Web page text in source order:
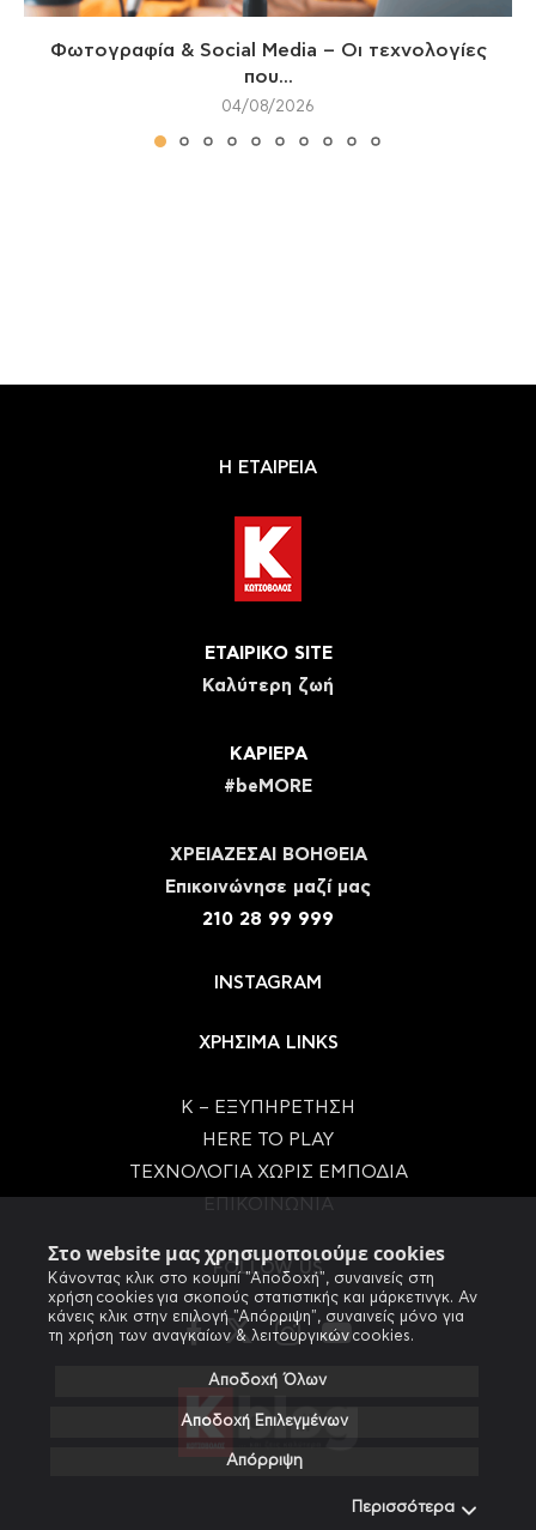
Στο website μας χρησιμοποιούμε cookies
Κάνοντας κλικ στο κουμπί "Αποδοχή", συναινείς στη
χρήση cookies για σκοπούς στατιστικής και μάρκετινγκ. Αν
κάνεις κλικ στην επιλογή "Απόρριψη", συναινείς μόνο για
τη χρήση των αναγκαίων & λειτουργικών cookies.
Αποδοχή Όλων
Αποδοχή Επιλεγμένων
Απόρριψη
Περισσότερα
Φωτογραφία & Social Media – Οι τεχνολογίες
που...
04/08/2026
Η ΕΤΑΙΡΕΙΑ
ΕΤΑΙΡΙΚΟ SITE
Καλύτερη ζωή
ΚΑΡΙΕΡΑ
#beMORE
ΧΡΕΙΑΖΕΣΑΙ ΒΟΗΘΕΙΑ
Eπικοινώνησε μαζί μας
210 28 99 999
INSTAGRAM
ΧΡΗΣΙΜΑ LINKS
Κ – ΕΞΥΠΗΡΕΤΗΣΗ
HERE TO PLAY
ΤΕΧΝΟΛΟΓΙΑ ΧΩΡΙΣ ΕΜΠΟΔΙΑ
FOLLOW US